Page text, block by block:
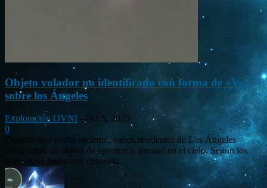
Objeto volador no identificado con forma de «V»
sobre los Ángeles
Exploración OVNI - Oct 5, 2025
0
Durante una noche reciente, varios residentes de Los Ángeles
observaron un objeto de apariencia inusual en el cielo. Según los
testigos, el fenómeno consistía...